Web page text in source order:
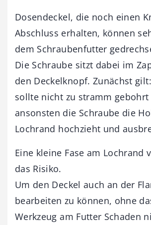
Dosendeckel, die noch einen
Abschluss erhalten, können
dem Schraubenfutter
Die Schraube sitzt dabei im
den Deckelknopf. Zunächst
sollte nicht zu stramm gebohrt
ansonsten die Schraube die
Lochrand hochzieht und
Eine kleine Fase am Lochrand
das Risiko.
Um den Deckel auch an der
bearbeiten zu können, ohne
Werkzeug am Futter Schaden